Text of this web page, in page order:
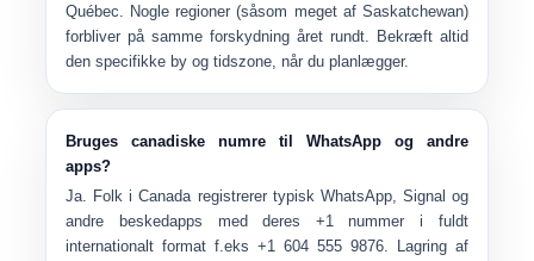
Québec. Nogle regioner (såsom meget af Saskatchewan)
forbliver på samme forskydning året rundt. Bekræft altid
den specifikke by og tidszone, når du planlægger.
Bruges canadiske numre til WhatsApp og andre
apps?
Ja. Folk i Canada registrerer typisk WhatsApp, Signal og
andre beskedapps med deres +1nummer i fuldt
internationalt format f.eks+1 604 555 9876. Lagring af